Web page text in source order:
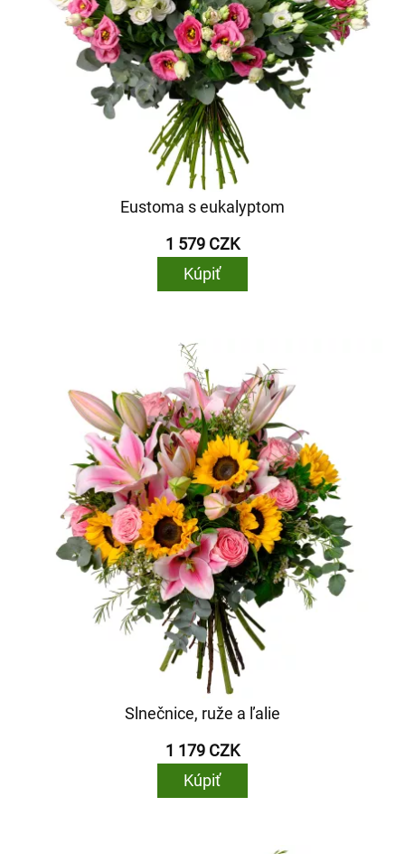
Eustoma s eukalyptom
1 579 CZK
Kúpiť
Slnečnice, ruže a ľalie
1 179 CZK
Kúpiť